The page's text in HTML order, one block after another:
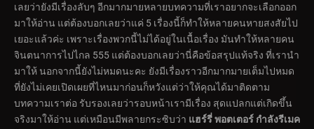
เลยว่ายังมีเรื่องลับๆ อีกมากมายหลายบทความที่เราอยากจะเลือกออก
มาให้อ่าน แต่ต้องบอกเลยว่าแค่ 5 เรื่องนี้ก็ทำให้หลายคนหายสงสัยไป
เยอะแล้วค่ะ เพราะเรื่องพวกนี้ไม่ได้อยู่ในเนื้อเรื่อง มันทำให้หลายคน
จินตนาการไปไกล 555 แต่ต้องบอกเลยว่านี่คือข้อสรุปแท้จริง ที่เรานำ
มาให้ นอกจากนี้ยังไม่หมดนะคะ ยังมีเรื่องราวอีกมากมายเต็มไปหมด
ที่ยังไม่เคยเปิดเผยที่ไหนมาก่อนก็หวังแต่ว่าให้คุณได้มาติดตาม
บทความเราต่อ รับรองเลยว่ารอบหน้าเรามีเรื่อง สุดแปลกแต่เกิดขึ้น
จริงมาให้อ่าน แต่เหมือนมีพลายกระซิบว่า แฮร์รี่ พอตเตอร์ กำลังรีเมค